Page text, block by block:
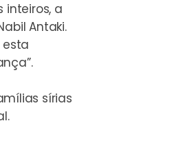
inteiros, a
Antaki.
esta
”.
sírias